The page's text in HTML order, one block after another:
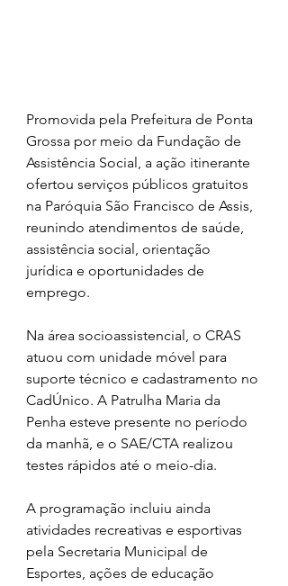
Promovida pela Prefeitura de Ponta
Grossa por meio da Fundação de
Assistência Social, a ação itinerante
ofertou serviços públicos gratuitos
na Paróquia São Francisco de Assis,
reunindo atendimentos de saúde,
assistência social, orientação
jurídica e oportunidades de
emprego.
Na área socioassistencial, o CRAS
atuou com unidade móvel para
suporte técnico e cadastramento no
CadÚnico. A Patrulha Maria da
Penha esteve presente no período
da manhã, e o SAE/CTA realizou
testes rápidos até o meio-dia.
A programação incluiu ainda
atividades recreativas e esportivas
pela Secretaria Municipal de
Esportes, ações de educação